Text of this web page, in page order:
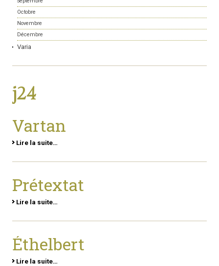
Octobre
Novembre
Décembre
Varia
j24
Vartan
Lire la suite…
Prétextat
Lire la suite…
Éthelbert
Lire la suite…